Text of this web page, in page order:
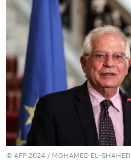
© AFP 2024 / MOHAMED EL-SHAHED